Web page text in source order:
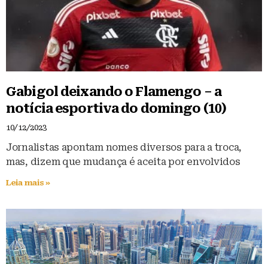
Gabigol deixando o Flamengo – a
notícia esportiva do domingo (10)
10/12/2023
Jornalistas apontam nomes diversos para a troca,
mas, dizem que mudança é aceita por envolvidos
Leia mais »